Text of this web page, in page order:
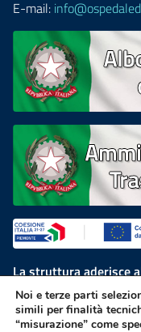
E-mail:
La struttura aderisce
Residenzialità”,
Sociale Europeo Plus
Noi e terze parti
simili per finalità
“misurazione” come